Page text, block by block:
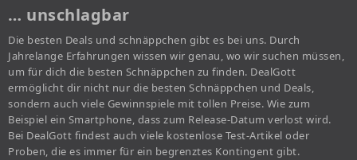
… unschlagbar
Die besten Deals und schnäppchen gibt es bei uns. Durch
Jahrelange Erfahrungen wissen wir genau, wo wir suchen müssen,
um für dich die besten Schnäppchen zu finden. DealGott
ermöglicht dir nicht nur die besten Schnäppchen und Deals,
sondern auch viele Gewinnspiele mit tollen Preise. Wie zum
Beispiel ein Smartphone, dass zum Release-Datum verlost wird.
Bei DealGott findest auch viele kostenlose Test-Artikel oder
Proben, die es immer für ein begrenztes Kontingent gibt.